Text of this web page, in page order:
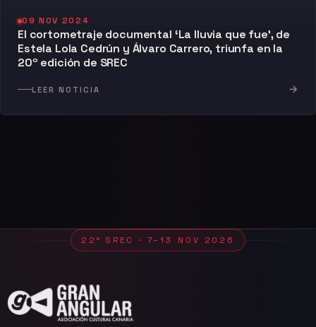
09 NOV 2024
El cortometraje documental ‘La lluvia que fue’, de
Estela Lola Cedrún y Álvaro Carrero, triunfa en la
20º edición de SREC
LEER NOTICIA →
22ª SREC · 7–13 NOV 2026